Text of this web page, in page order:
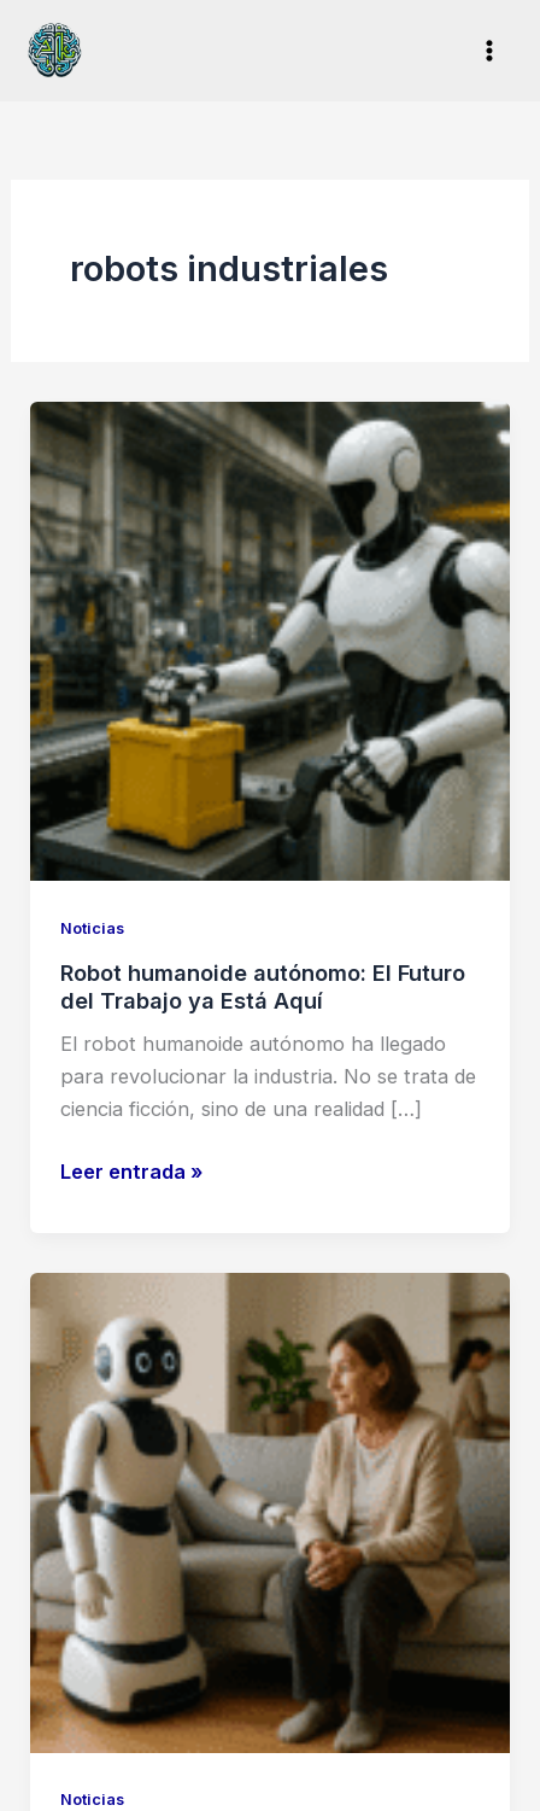
contenido
robots industriales
Noticias
Robot humanoide autónomo: El Futuro
del Trabajo ya Está Aquí
El robot humanoide autónomo ha llegado
para revolucionar la industria. No se trata de
ciencia ficción, sino de una realidad […]
Robot
El
Futuro
del
Trabajo
Está
Aquí
Leer entrada »
Noticias